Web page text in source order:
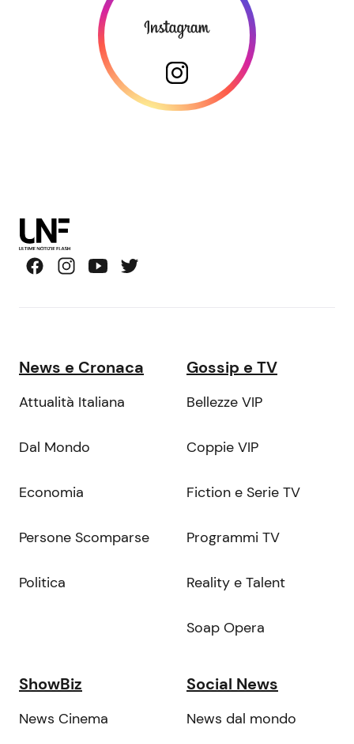
News e Cronaca
Attualità Italiana
Dal Mondo
Economia
Persone Scomparse
Politica
Gossip e TV
Bellezze VIP
Coppie VIP
Fiction e Serie TV
Programmi TV
Reality e Talent
Soap Opera
ShowBiz
News Cinema
Social News
News dal mondo